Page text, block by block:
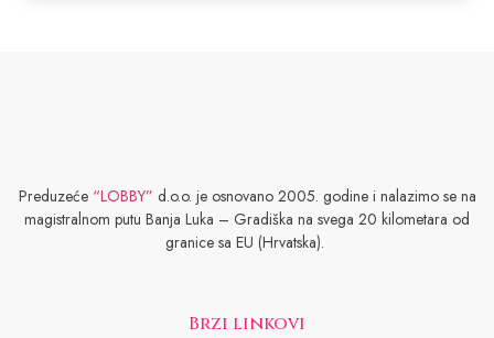
Preduzeće “LOBBY” d.o.o. je osnovano 2005. godine i nalazimo se na
magistralnom putu Banja Luka – Gradiška na svega 20 kilometara od
granice sa EU (Hrvatska).
Brzi linkovi